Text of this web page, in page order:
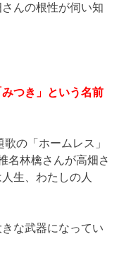
んの根性が伺い知
つき」という名前
の「ホームレス」
名林檎さんが高畑さ
生、わたしの人
な武器になってい